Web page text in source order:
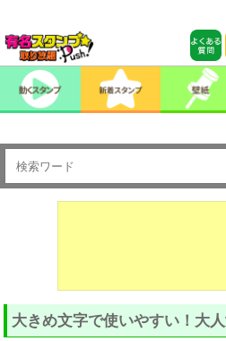
大きめ文字で使いやすい！大